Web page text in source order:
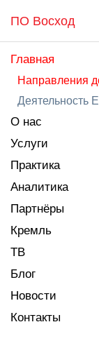
ПО Восход
Главная
Направления
Деятельность
О нас
Услуги
Практика
Аналитика
Партнёры
Кремль
ТВ
Блог
Новости
Контакты